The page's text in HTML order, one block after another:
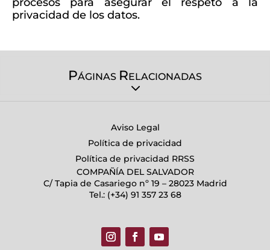
privacidad de los datos.
PÁGINAS RELACIONADAS
Aviso Legal
Política de privacidad
Política de privacidad RRSS
COMPAÑÍA DEL SALVADOR
C/ Tapia de Casariego nº 19 – 28023 Madrid
Tel.: (+34) 91 357 23 68